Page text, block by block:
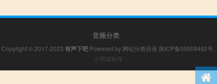
音频分类
Copyright © 2017-2023 有声下吧Powered by 网站分类目录 陕ICP备05009492号 .
小男孩制作